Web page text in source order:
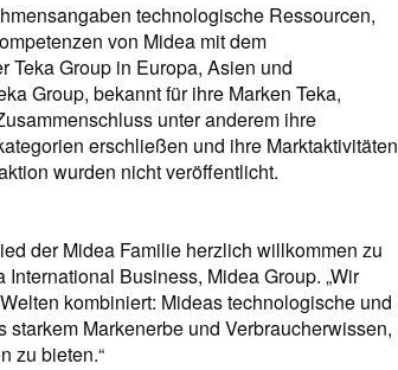
technologische Ressourcen,
von Midea mit dem
Teka Group in Europa, Asien und
Group, bekannt für ihre Marken Teka,
unter anderem ihre
erschließen und ihre Marktaktivitäten
wurden nicht veröffentlicht.
der Midea Familie herzlich willkommen zu
Business, Midea Group. „Wir
kombiniert: Mideas technologische und
Markenerbe und Verbraucherwissen,
zu bieten.“